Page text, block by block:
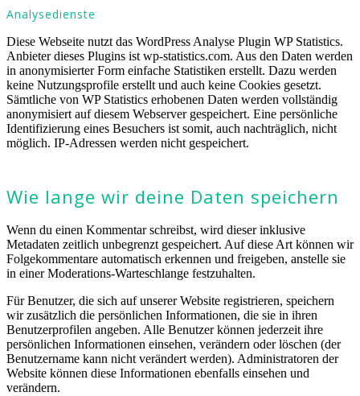
Analysedienste
Diese Webseite nutzt das WordPress Analyse Plugin WP Statistics.
Anbieter dieses Plugins ist wp-statistics.com. Aus den Daten werden
in anonymisierter Form einfache Statistiken erstellt. Dazu werden
keine Nutzungsprofile erstellt und auch keine Cookies gesetzt.
Sämtliche von WP Statistics erhobenen Daten werden vollständig
anonymisiert auf diesem Webserver gespeichert. Eine persönliche
Identifizierung eines Besuchers ist somit, auch nachträglich, nicht
möglich. IP-Adressen werden nicht gespeichert.
Wie lange wir deine Daten speichern
Wenn du einen Kommentar schreibst, wird dieser inklusive
Metadaten zeitlich unbegrenzt gespeichert. Auf diese Art können wir
Folgekommentare automatisch erkennen und freigeben, anstelle sie
in einer Moderations-Warteschlange festzuhalten.
Für Benutzer, die sich auf unserer Website registrieren, speichern
wir zusätzlich die persönlichen Informationen, die sie in ihren
Benutzerprofilen angeben. Alle Benutzer können jederzeit ihre
persönlichen Informationen einsehen, verändern oder löschen (der
Benutzername kann nicht verändert werden). Administratoren der
Website können diese Informationen ebenfalls einsehen und
verändern.